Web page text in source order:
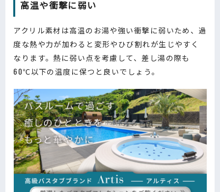
高温や衝撃に弱い
アクリル素材は高温のお湯や強い衝撃に弱いため、過
度な熱や力が加わると変形やひび割れが生じやすく
なります。熱に弱い点を考慮して、差し湯の際も
60℃以下の温度に保つと良いでしょう。